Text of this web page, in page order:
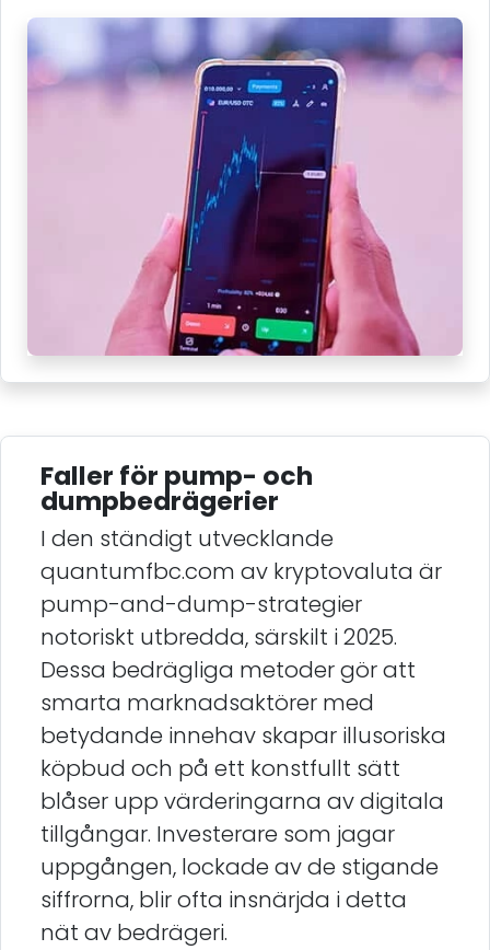
Faller för pump- och
dumpbedrägerier
I den ständigt utvecklande
quantumfbc.com av kryptovaluta är
pump-and-dump-strategier
notoriskt utbredda, särskilt i 2025.
Dessa bedrägliga metoder gör att
smarta marknadsaktörer med
betydande innehav skapar illusoriska
köpbud och på ett konstfullt sätt
blåser upp värderingarna av digitala
tillgångar. Investerare som jagar
uppgången, lockade av de stigande
siffrorna, blir ofta insnärjda i detta
nät av bedrägeri.